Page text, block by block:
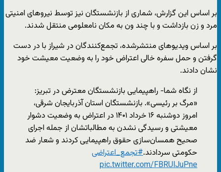
بر اساس این گزارش، شماری از بازنشستگان نیز توسط نیروهای امنیتی
مرد و زن بازداشت و با چند ون به مکان نامعلومی منتقل شدند.
بر اساس ویدیوهای منتشرشده، تجمع‌کنندگان در شیراز با در دست
گرفتن و حمل سفره خالی اعتراض خود را به وضعیت معیشت خود
نشان دادند.
از نگاه شما- راهپیمایی بازنشستگان معترض در تبریز:
«مرگ بر رئیسی». بازنشستگان استان آذربایجان شرقی،
امروز دوشنبه ۱۶ خرداد ۱۴۰۱ در اعتراض به وضعیت دشوار
معیشتی و رسیدگی نشدن به مطالباتشان از جمله اجرای
صحیح همسان‌سازی حقوق راهپیمایی کردند و شعار ضد
حکومتی سردادند.#تجمع_اعتراضی
pic.twitter.com/FBRUlJuPne